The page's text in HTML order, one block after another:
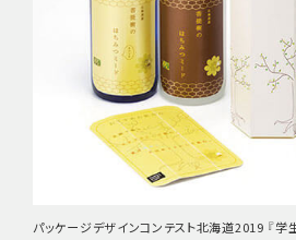
パッケージデザインコンテスト北海道2019 『学